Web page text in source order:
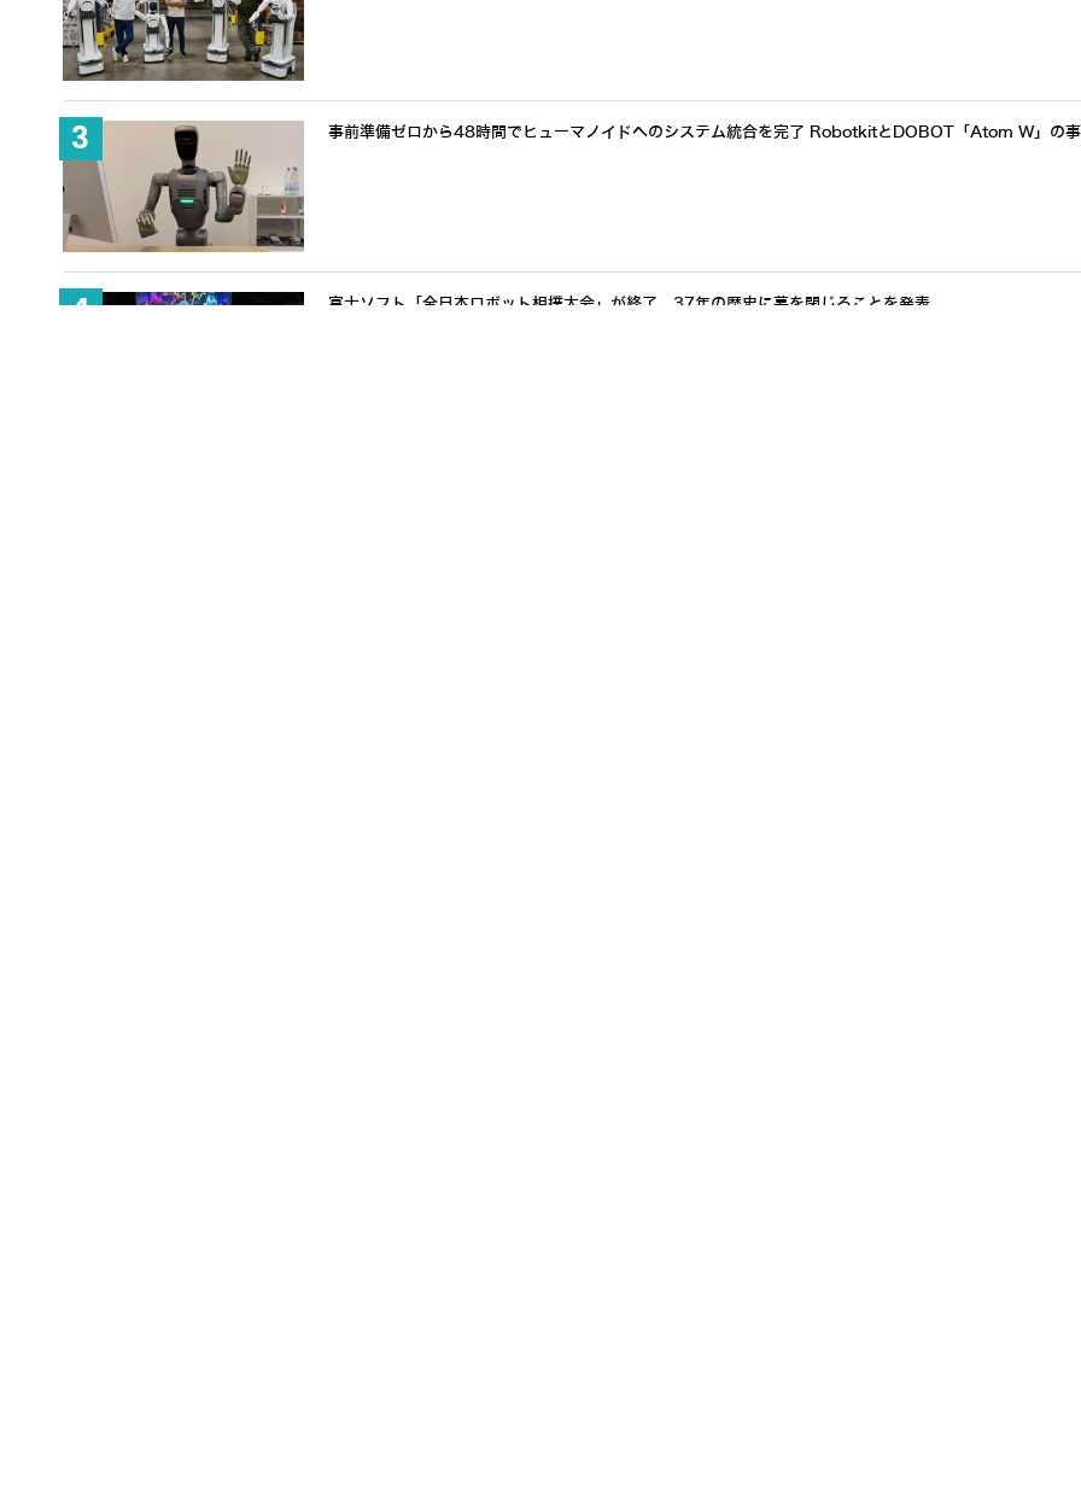
事前準備ゼロから48時間でヒューマノイドへのシステム統合を完了 RobotkitとDOBOT「Atom W」の
富士ソフト「全日本ロボット相撲大会」が終了、37年の歴史に幕を閉じることを発表